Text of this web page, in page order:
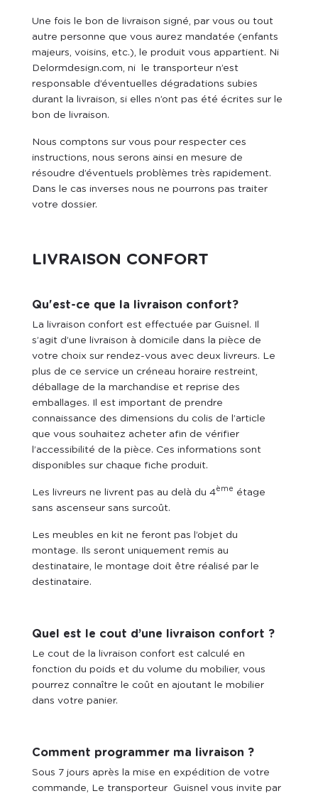
Une fois le bon de livraison signé, par vous ou tout
autre personne que vous aurez mandatée (enfants
majeurs, voisins, etc.), le produit vous appartient. Ni
Delormdesign.com, ni le transporteur n’est
responsable d’éventuelles dégradations subies
durant la livraison, si elles n’ont pas été écrites sur le
bon de livraison.
Nous comptons sur vous pour respecter ces
instructions, nous serons ainsi en mesure de
résoudre d’éventuels problèmes très rapidement.
Dans le cas inverses nous ne pourrons pas traiter
votre dossier.
LIVRAISON CONFORT
Qu'est-ce que la livraison confort?
La livraison confort est effectuée par Guisnel. Il
s’agit d’une livraison à domicile dans la pièce de
votre choix sur rendez-vous avec deux livreurs. Le
plus de ce service un créneau horaire restreint,
déballage de la marchandise et reprise des
emballages. Il est important de prendre
connaissance des dimensions du colis de l’article
que vous souhaitez acheter afin de vérifier
l’accessibilité de la pièce. Ces informations sont
disponibles sur chaque fiche produit.
Les livreurs ne livrent pas au delà du 4ème étage
sans ascenseur sans surcoût.
Les meubles en kit ne feront pas l’objet du
montage. Ils seront uniquement remis au
destinataire, le montage doit être réalisé par le
destinataire.
Quel est le cout d’une livraison confort ?
Le cout de la livraison confort est calculé en
fonction du poids et du volume du mobilier, vous
pourrez connaître le coût en ajoutant le mobilier
dans votre panier.
Comment programmer ma livraison ?
Sous 7 jours après la mise en expédition de votre
commande, Le transporteur Guisnel vous invite par